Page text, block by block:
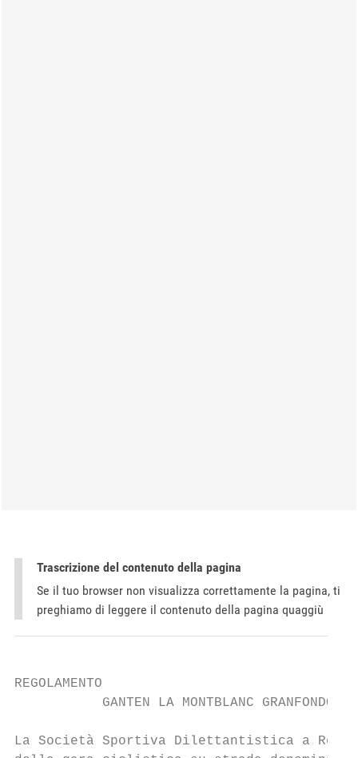
Trascrizione del contenuto della pagina
Se il tuo browser non visualizza correttamente la pagina, ti
preghiamo di leggere il contenuto della pagina quaggiù
REGOLAMENTO
           GANTEN LA MONTBLANC GRANFONDO
La Società Sportiva Dilettantistica a